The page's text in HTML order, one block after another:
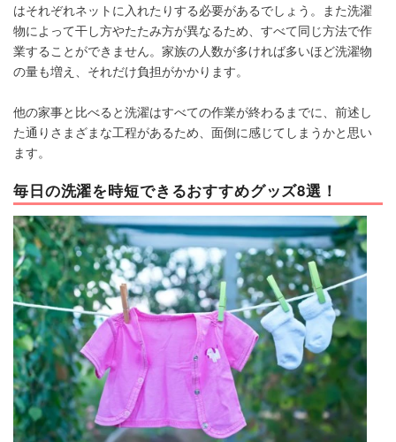
はそれぞれネットに入れたりする必要があるでしょう。また洗濯
物によって干し方やたたみ方が異なるため、すべて同じ方法で作
業することができません。家族の人数が多ければ多いほど洗濯物
の量も増え、それだけ負担がかかります。
他の家事と比べると洗濯はすべての作業が終わるまでに、前述し
た通りさまざまな工程があるため、面倒に感じてしまうかと思い
ます。
毎日の洗濯を時短できるおすすめグッズ8選！